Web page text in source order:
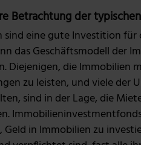
Betrachtung der
sind eine gute Investition
das Geschäftsmodell der
Diejenigen, die Immobilien
zu leisten, und viele der
sind in der Lage, die
Geld in Immobilien zu